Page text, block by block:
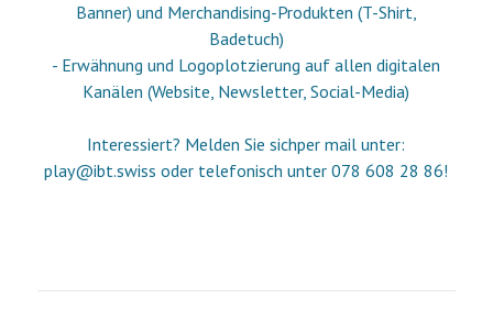
Banner) und Merchandising-Produkten (T-Shirt,
Badetuch)
- Erwähnung und Logoplotzierung auf allen digitalen
Kanälen (Website, Newsletter, Social-Media)
Interessiert? Melden Sie sichper mail unter:
play@ibt.swiss oder telefonisch unter 078 608 28 86!